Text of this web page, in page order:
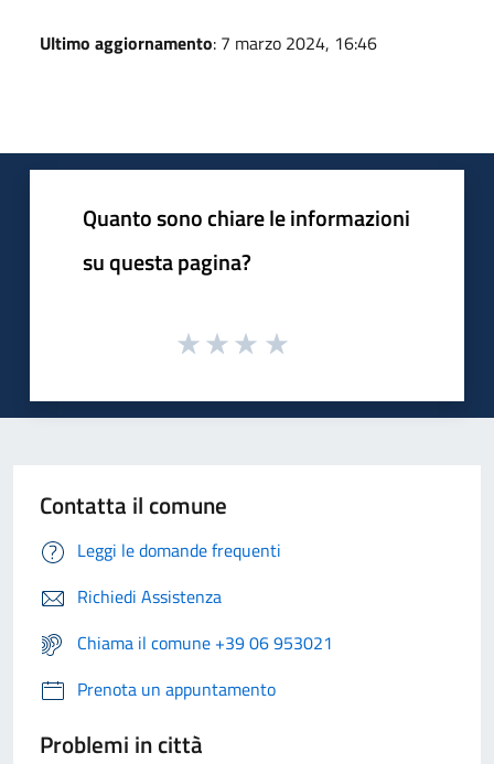
Ultimo aggiornamento: 7 marzo 2024, 16:46
Quanto sono chiare le informazioni
su questa pagina?
Contatta il comune
Leggi le domande frequenti
Richiedi Assistenza
Chiama il comune +39 06 953021
Prenota un appuntamento
Problemi in città